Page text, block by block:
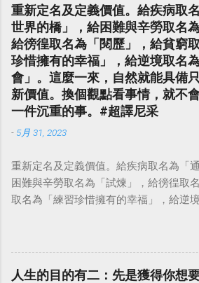
重新定名及定義價值。給疾病取
世界的橋」，給困難與辛勞取名
給徬徨取名為「閱歷」，給貧窮
珍惜擁有的幸福」，給逆境取名
會」。這麼一來，自然就能具備
新價值。換個觀點看事情，就不
一件沉重的事。#超譯尼采
- 5月 31, 2023
重新定名及定義價值。給疾病取名為「
困難與辛勞取名為「試煉」，給徬徨取
取名為「練習珍惜擁有的幸福」，給逆
點看事情，就不會覺得活著是一件沉重
華名言 - Chinese Quotes
人生的目的有二：先是獲得你想